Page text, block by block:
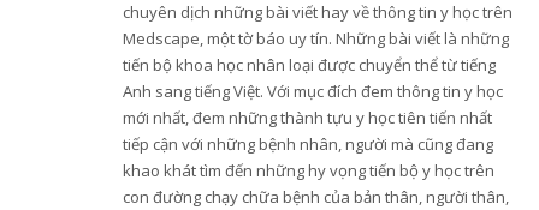
chuyên dịch những bài viết hay về thông tin y học trên
Medscape, một tờ báo uy tín. Những bài viết là những
tiến bộ khoa học nhân loại được chuyển thể từ tiếng
Anh sang tiếng Việt. Với mục đích đem thông tin y học
mới nhất, đem những thành tựu y học tiên tiến nhất
tiếp cận với những bệnh nhân, người mà cũng đang
khao khát tìm đến những hy vọng tiến bộ y học trên
con đường chạy chữa bệnh của bản thân, người thân,